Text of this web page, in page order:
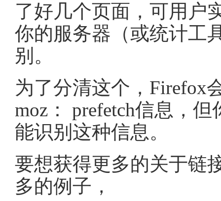
了好几个页面，可用户
你的服务器 （或统计工
别。
为了分清这个，Firefox
moz： prefetch信息，但
能识别这种信息。
要想获得更多的关于链
多的例子，